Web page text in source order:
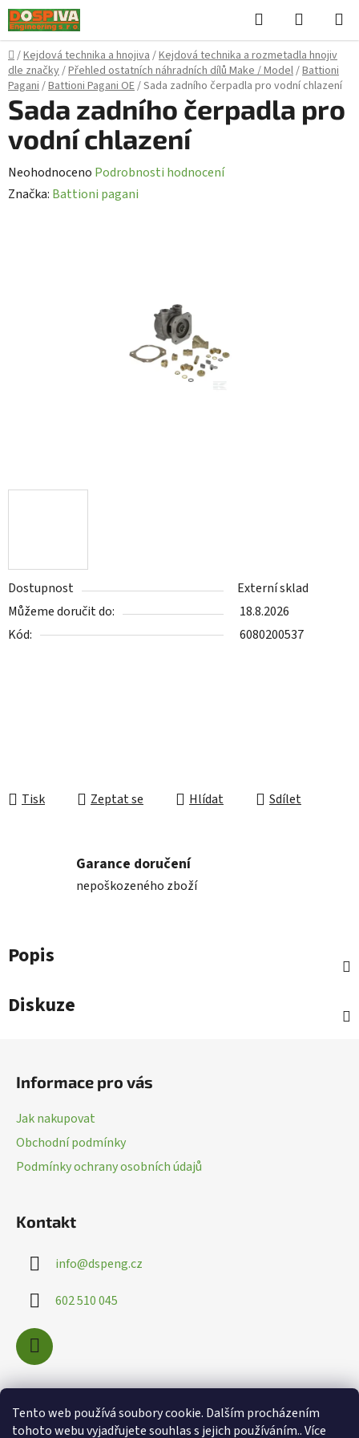
Tento web používá soubory cookie. Dalším procházením
tohoto webu vyjadřujete souhlas s jejich používáním.. Více
Přejít
na
obsah
Hledat
KOŠÍK
Domů
/Kejdová technika a hnojiva/Kejdová technika a rozmetadla hnojiv
dle značky/Přehled ostatních náhradních dílů Make / Model/Battioni
Pagani/Battioni Pagani OE/Sada zadního čerpadla pro vodní chlazení
Dostupnost
Externí sklad
Můžeme doručit do:
18.8.2026
Kód:
6080200537
Tisk Zeptat se Hlídat Sdílet
Sada zadního čerpadla pro
vodní chlazení
Průměrné
hodnocení
Neohodnoceno Podrobnosti hodnocení
Značka: Battioni pagani
Garance doručení
nepoškozeného zboží
Popis
Diskuze
Informace pro vás
Jak nakupovat
Obchodní podmínky
Podmínky ochrany osobních údajů
Kontakt
info@dspeng.cz
602 510 045
Nákupní košík